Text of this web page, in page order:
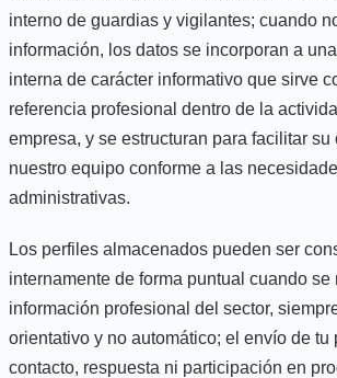
interno de guardias y vigilantes; cuando
información, los datos se incorporan a
interna de carácter informativo que sirve
referencia profesional dentro de la
empresa, y se estructuran para facilitar su
nuestro equipo conforme a las
administrativas.
Los perfiles almacenados pueden ser
internamente de forma puntual cuando se
información profesional del sector,
orientativo y no automático; el envío de tu
contacto, respuesta ni participación en